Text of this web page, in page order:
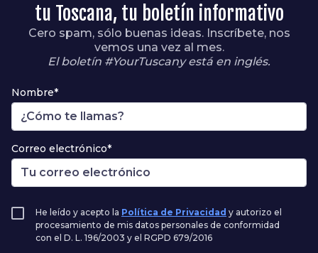
tu Toscana, tu boletín informativo
Cero spam, sólo buenas ideas. Inscríbete, nos
vemos una vez al mes.
El boletín #YourTuscany está en inglés.
Nombre*
Correo electrónico*
He leído y acepto la Política de Privacidad y autorizo el
procesamiento de mis datos personales de conformidad
con el D. L. 196/2003 y el RGPD 679/2016